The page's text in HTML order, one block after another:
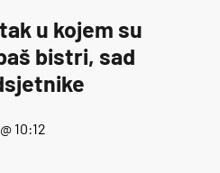
u kojem su
bistri, sad
10:12